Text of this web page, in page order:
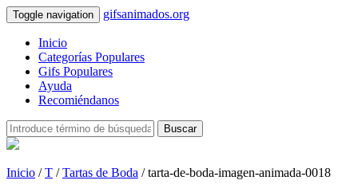
Toggle navigation gifsanimados.org
Inicio
Categorías Populares
Gifs Populares
Ayuda
Recomiéndanos
Buscar
Inicio /T /Tartas de Boda / tarta-de-boda-imagen-animada-0018